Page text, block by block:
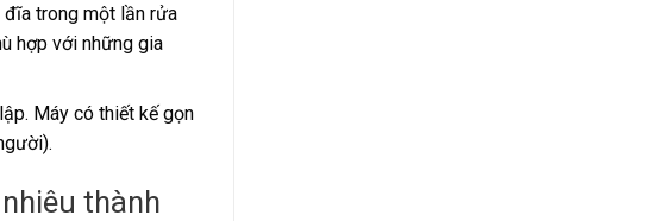
trong một lần rửa
hợp với những gia
Máy có thiết kế gọn
thành